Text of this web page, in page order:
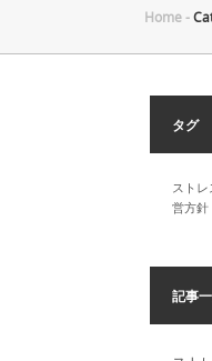
Home-
タグ
ストレ
営方針
記事